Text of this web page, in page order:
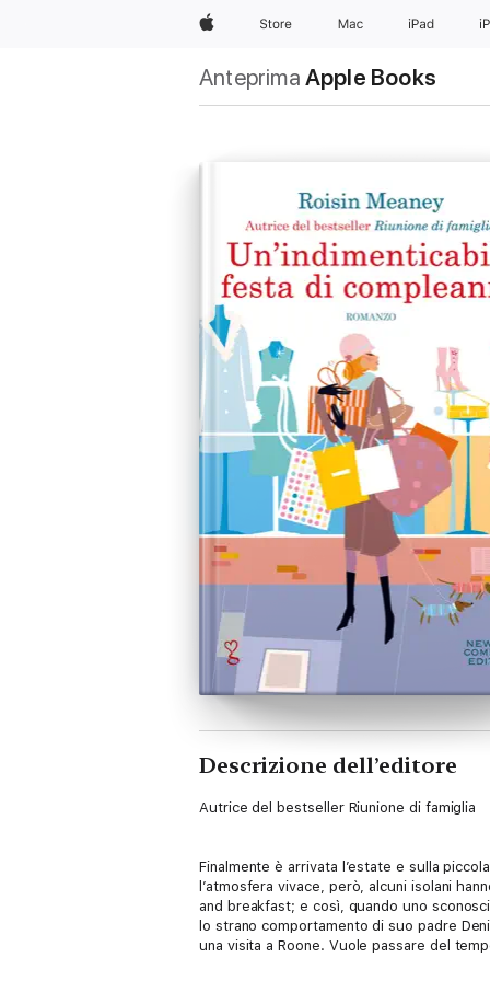
AppleStore Mac iPad
Anteprima Apple Books
Descrizione dell’editore
Autrice del bestseller Riunione di famiglia
Finalmente è arrivata l’estate e sulla
l’atmosfera vivace, però, alcuni isolani
and breakfast; e così, quando uno
lo strano comportamento di suo padre
una visita a Roone. Vuole passare del